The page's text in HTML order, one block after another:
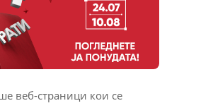
веб-страници кои се